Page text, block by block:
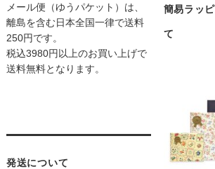
メール便（ゆうパケット）は、
離島を含む日本全国一律で送料
250円です。
税込3980円以上のお買い上げで
送料無料となります。
発送について
簡易ラッ
て